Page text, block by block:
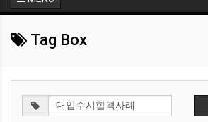
Tag Box